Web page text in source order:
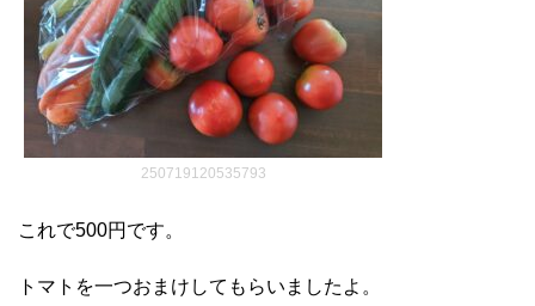
250719120535793
これで500円です。
トマトを一つおまけしてもらいましたよ。